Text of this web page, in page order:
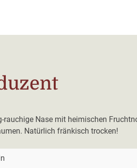
Nase mit heimischen
Natürlich fränkisch trocken!